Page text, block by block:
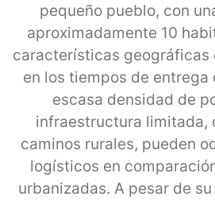
pequeño pueblo, con
aproximadamente 10
características geográficas
en los tiempos de entrega
escasa densidad de
infraestructura limitada,
caminos rurales, pueden
logísticos en
urbanizadas. A pesar de